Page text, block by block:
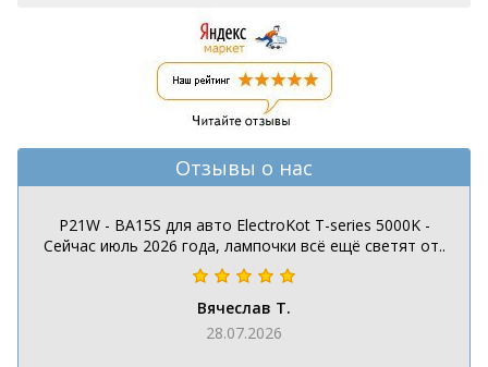
Отзывы о нас
P21W - BA15S для авто ElectroKot T-series 5000K -
Сейчас июль 2026 года, лампочки всё ещё светят от..
Вячеслав Т.
28.07.2026